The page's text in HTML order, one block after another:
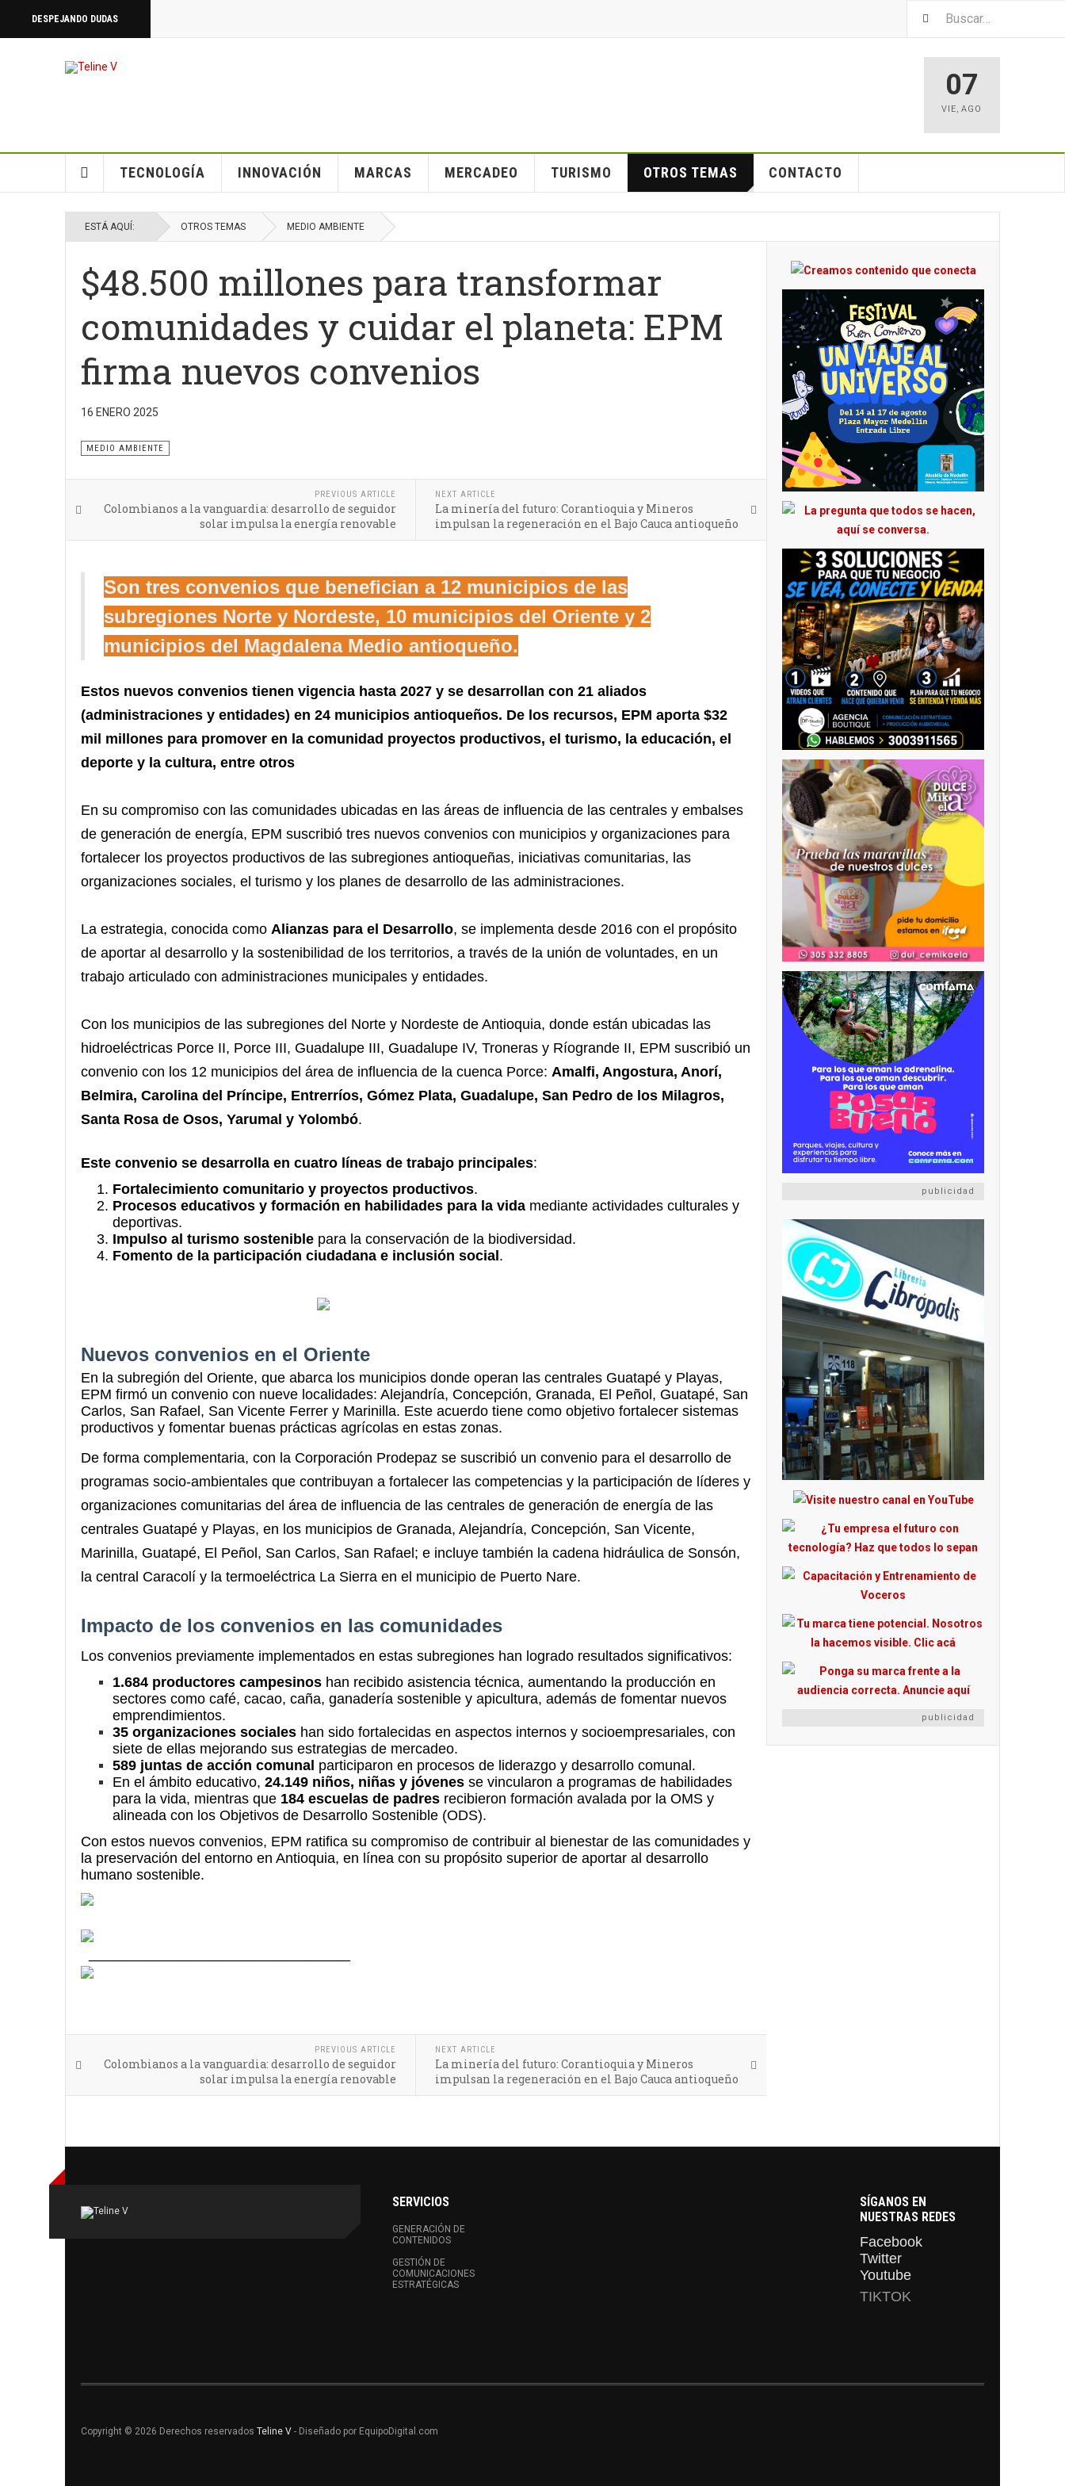
DESPEJANDO DUDAS
07
VIE,AGO
TECNOLOGÍA INNOVACIÓN MARCAS MERCADEO TURISMO OTROS TEMAS CONTACTO
ESTÁ AQUÍ: OTROS TEMAS MEDIO AMBIENTE
$48.500 millones para transformar
comunidades y cuidar el planeta: EPM
firma nuevos convenios
16 ENERO 2025
MEDIO AMBIENTE
PREVIOUS ARTICLE
Colombianos a la vanguardia: desarrollo de seguidor
solar impulsa la energía renovable
NEXT ARTICLE
La minería del futuro: Corantioquia y Mineros
impulsan la regeneración en el Bajo Cauca antioqueño
Son tres convenios que benefician a 12 municipios de las
subregiones Norte y Nordeste, 10 municipios del Oriente y 2
municipios del Magdalena Medio antioqueño.
Estos nuevos convenios tienen vigencia hasta 2027 y se desarrollan con 21 aliados
(administraciones y entidades) en 24 municipios antioqueños. De los recursos, EPM aporta $32
mil millones para promover en la comunidad proyectos productivos, el turismo, la educación, el
deporte y la cultura, entre otros
En su compromiso con las comunidades ubicadas en las áreas de influencia de las centrales y embalses
de generación de energía, EPM suscribió tres nuevos convenios con municipios y organizaciones para
fortalecer los proyectos productivos de las subregiones antioqueñas, iniciativas comunitarias, las
organizaciones sociales, el turismo y los planes de desarrollo de las administraciones.
La estrategia, conocida como Alianzas para el Desarrollo, se implementa desde 2016 con el propósito
de aportar al desarrollo y la sostenibilidad de los territorios, a través de la unión de voluntades, en un
trabajo articulado con administraciones municipales y entidades.
Con los municipios de las subregiones del Norte y Nordeste de Antioquia, donde están ubicadas las
hidroeléctricas Porce II, Porce III, Guadalupe III, Guadalupe IV, Troneras y Ríogrande II, EPM suscribió un
convenio con los 12 municipios del área de influencia de la cuenca Porce: Amalfi, Angostura, Anorí,
Belmira, Carolina del Príncipe, Entrerríos, Gómez Plata, Guadalupe, San Pedro de los Milagros,
Santa Rosa de Osos, Yarumal y Yolombó.
Este convenio se desarrolla en cuatro líneas de trabajo principales:
Fortalecimiento comunitario y proyectos productivos.
Procesos educativos y formación en habilidades para la vida mediante actividades culturales y
deportivas.
Impulso al turismo sostenible para la conservación de la biodiversidad.
Fomento de la participación ciudadana e inclusión social .
Nuevos convenios en el Oriente
En la subregión del Oriente, que abarca los municipios donde operan las centrales Guatapé y Playas,
EPM firmó un convenio con nueve localidades: Alejandría, Concepción, Granada, El Peñol, Guatapé, San
Carlos, San Rafael, San Vicente Ferrer y Marinilla. Este acuerdo tiene como objetivo fortalecer sistemas
productivos y fomentar buenas prácticas agrícolas en estas zonas.
De forma complementaria, con la Corporación Prodepaz se suscribió un convenio para el desarrollo de
programas socio-ambientales que contribuyan a fortalecer las competencias y la participación de líderes y
organizaciones comunitarias del área de influencia de las centrales de generación de energía de las
centrales Guatapé y Playas, en los municipios de Granada, Alejandría, Concepción, San Vicente,
Marinilla, Guatapé, El Peñol, San Carlos, San Rafael; e incluye también la cadena hidráulica de Sonsón,
la central Caracolí y la termoeléctrica La Sierra en el municipio de Puerto Nare.
Impacto de los convenios en las comunidades
Los convenios previamente implementados en estas subregiones han logrado resultados significativos:
1.684 productores campesinos han recibido asistencia técnica, aumentando la producción en
sectores como café, cacao, caña, ganadería sostenible y apicultura, además de fomentar nuevos
emprendimientos.
35 organizaciones sociales han sido fortalecidas en aspectos internos y socioempresariales, con
siete de ellas mejorando sus estrategias de mercadeo.
589 juntas de acción comunal participaron en procesos de liderazgo y desarrollo comunal.
En el ámbito educativo, 24.149 niños, niñas y jóvenes se vincularon a programas de habilidades
para la vida, mientras que 184 escuelas de padres recibieron formación avalada por la OMS y
alineada con los Objetivos de Desarrollo Sostenible (ODS).
Con estos nuevos convenios, EPM ratifica su compromiso de contribuir al bienestar de las comunidades y
la preservación del entorno en Antioquia, en línea con su propósito superior de aportar al desarrollo
humano sostenible.
PREVIOUS ARTICLE
Colombianos a la vanguardia: desarrollo de seguidor
solar impulsa la energía renovable
NEXT ARTICLE
La minería del futuro: Corantioquia y Mineros
impulsan la regeneración en el Bajo Cauca antioqueño
publicidad
publicidad
SERVICIOS
GENERACIÓN DE
CONTENIDOS
GESTIÓN DE
COMUNICACIONES
ESTRATÉGICAS
SÍGANOS EN
NUESTRAS REDES
Facebook
Twitter
Youtube
TIKTOK
Copyright © 2026 Derechos reservados Teline V - Diseñado por EquipoDigital.com